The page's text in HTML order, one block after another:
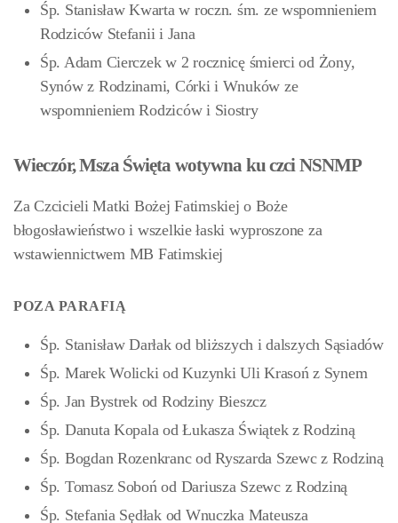
Śp. Stanisław Kwarta w roczn. śm. ze wspomnieniem
Rodziców Stefanii i Jana
Śp. Adam Cierczek w 2 rocznicę śmierci od Żony,
Synów z Rodzinami, Córki i Wnuków ze
wspomnieniem Rodziców i Siostry
Wieczór, Msza Święta wotywna ku czci NSNMP
Za Czcicieli Matki Bożej Fatimskiej o Boże
błogosławieństwo i wszelkie łaski wyproszone za
wstawiennictwem MB Fatimskiej
POZA PARAFIĄ
Śp. Stanisław Darłak od bliższych i dalszych Sąsiadów
Śp. Marek Wolicki od Kuzynki Uli Krasoń z Synem
Śp. Jan Bystrek od Rodziny Bieszcz
Śp. Danuta Kopala od Łukasza Świątek z Rodziną
Śp. Bogdan Rozenkranc od Ryszarda Szewc z Rodziną
Śp. Tomasz Soboń od Dariusza Szewc z Rodziną
Śp. Stefania Sędłak od Wnuczka Mateusza